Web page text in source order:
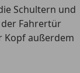
Schultern und
Fahrertür
Kopf außerdem